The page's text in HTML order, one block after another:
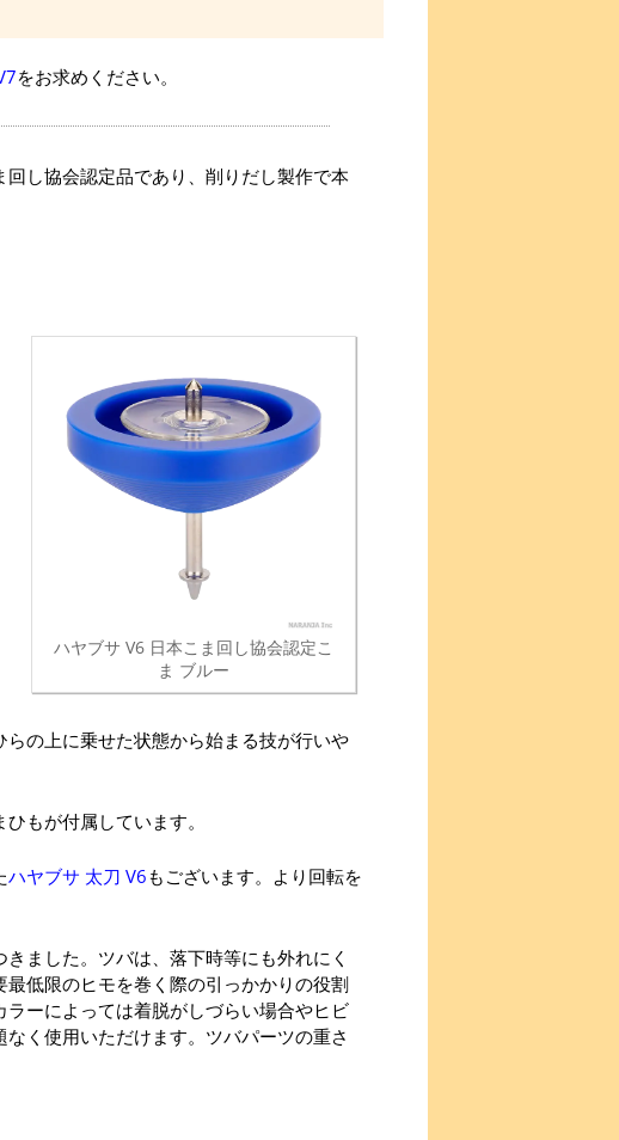
をお求めください。
回し協会認定品であり、削りだし製作で本
ハヤブサ V6 日本こま回し協会認定こ
ま ブルー
の上に乗せた状態から始まる技が行いや
もが付属しています。
ハヤブサ 太刀 V6もございます。より回転を
ました。ツバは、落下時等にも外れにく
低限のヒモを巻く際の引っかかりの役割
ーによっては着脱がしづらい場合やヒビ
く使用いただけます。ツバパーツの重さ